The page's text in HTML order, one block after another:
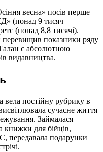
весна» посів перше
(понад 9 тисяч
(понад 8,8 тисячі).
показники ряду
є абсолютною
видавництва.
вела постійну рубрику в
сучасне життя
Займалася
книжки для бійців,
передавала подарунки